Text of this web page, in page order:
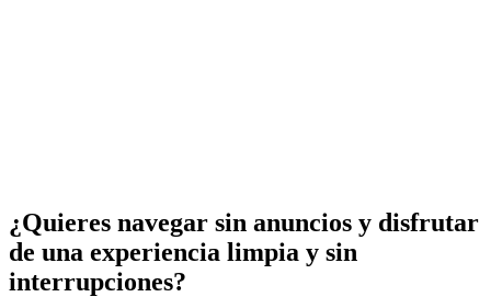
¿Quieres navegar sin anuncios y disfrutar
de una experiencia limpia y sin
interrupciones?